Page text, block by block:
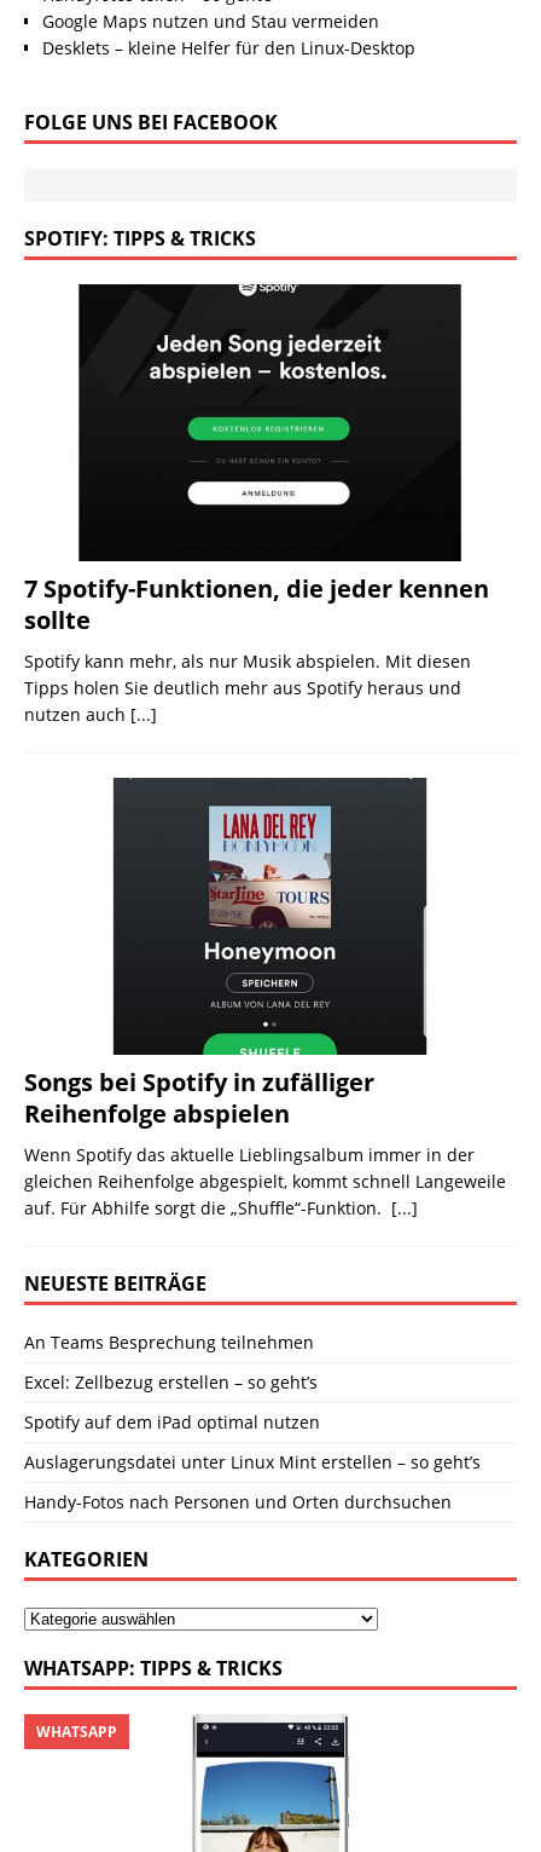
Google Maps nutzen und Stau vermeiden
Desklets – kleine Helfer für den Linux-Desktop
FOLGE UNS BEI FACEBOOK
SPOTIFY: TIPPS & TRICKS
7 Spotify-Funktionen, die jeder kennen
sollte
Spotify kann mehr, als nur Musik abspielen. Mit diesen
Tipps holen Sie deutlich mehr aus Spotify heraus und
nutzen auch [...]
Songs bei Spotify in zufälliger
Reihenfolge abspielen
Wenn Spotify das aktuelle Lieblingsalbum immer in der
gleichen Reihenfolge abgespielt, kommt schnell Langeweile
auf. Für Abhilfe sorgt die „Shuffle“-Funktion. [...]
NEUESTE BEITRÄGE
An Teams Besprechung teilnehmen
Excel: Zellbezug erstellen – so geht’s
Spotify auf dem iPad optimal nutzen
Auslagerungsdatei unter Linux Mint erstellen – so geht’s
Handy-Fotos nach Personen und Orten durchsuchen
KATEGORIEN
WHATSAPP: TIPPS & TRICKS
WHATSAPP